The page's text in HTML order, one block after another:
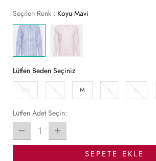
Seçilen Renk : Koyu Mavi
Lütfen Beden Seçiniz
3XL S M L XL
Lütfen Adet Seçin:
1
SEPETE EKLE